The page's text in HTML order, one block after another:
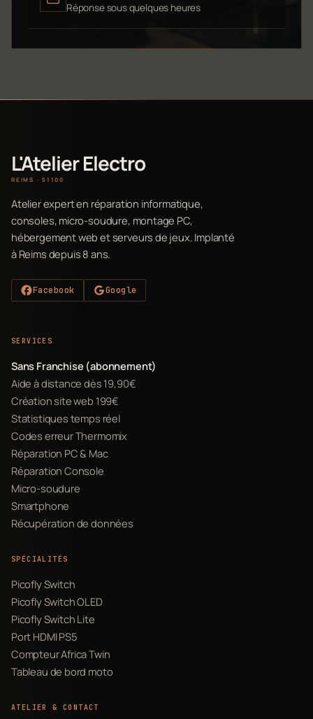
Réponse sous quelques heures
L'Atelier Electro
REIMS · 51100
Atelier expert en réparation informatique,
consoles, micro-soudure, montage PC,
hébergement web et serveurs de jeux. Implanté
à Reims depuis 8 ans.
Facebook Google
SERVICES
Sans Franchise (abonnement)
Aide à distance dès 19,90€
Création site web 199€
Statistiques temps réel
Codes erreur Thermomix
Réparation PC & Mac
Réparation Console
Micro-soudure
Smartphone
Récupération de données
SPÉCIALITÉS
Picofly Switch
Picofly Switch OLED
Picofly Switch Lite
Port HDMI PS5
Compteur Africa Twin
Tableau de bord moto
ATELIER & CONTACT